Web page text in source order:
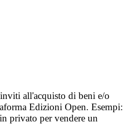
all'acquisto di beni e/o
Edizioni Open. Esempi:
privato per vendere un